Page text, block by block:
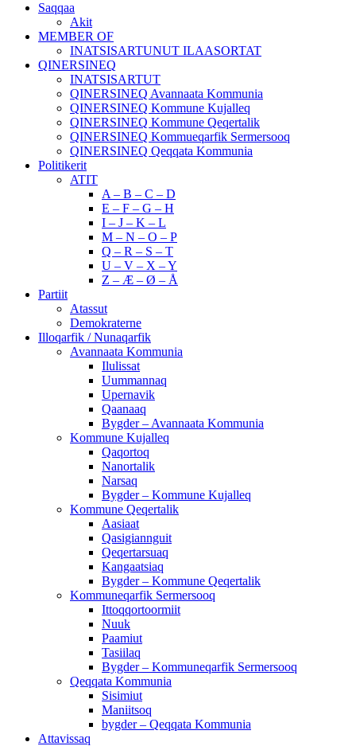
Saqqaa
Akit
MEMBER OF
INATSISARTUNUT ILAASORTAT
QINERSINEQ
INATSISARTUT
QINERSINEQ Avannaata Kommunia
QINERSINEQ Kommune Kujalleq
QINERSINEQ Kommune Qeqertalik
QINERSINEQ Kommueqarfik Sermersooq
QINERSINEQ Qeqqata Kommunia
Politikerit
ATIT
A – B – C – D
E – F – G – H
I – J – K – L
M – N – O – P
Q – R – S – T
U – V – X – Y
Z – Æ – Ø – Å
Partiit
Atassut
Demokraterne
Illoqarfik / Nunaqarfik
Avannaata Kommunia
Ilulissat
Uummannaq
Upernavik
Qaanaaq
Bygder – Avannaata Kommunia
Kommune Kujalleq
Qaqortoq
Nanortalik
Narsaq
Bygder – Kommune Kujalleq
Kommune Qeqertalik
Aasiaat
Qasigiannguit
Qeqertarsuaq
Kangaatsiaq
Bygder – Kommune Qeqertalik
Kommuneqarfik Sermersooq
Ittoqqortoormiit
Nuuk
Paamiut
Tasiilaq
Bygder – Kommuneqarfik Sermersooq
Qeqqata Kommunia
Sisimiut
Maniitsoq
bygder – Qeqqata Kommunia
Attavissaq